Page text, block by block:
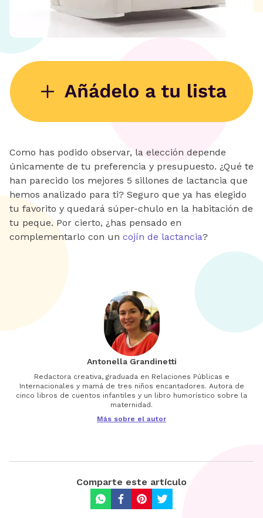
Como has podido observar, la elección depende
únicamente de tu preferencia y presupuesto. ¿Qué te
han parecido los mejores 5 sillones de lactancia que
hemos analizado para ti? Seguro que ya has elegido
tu favorito y quedará súper-chulo en la habitación de
tu peque. Por cierto, ¿has pensado en
complementarlo con un cojín de lactancia?
Antonella Grandinetti
Redactora creativa, graduada en Relaciones Públicas e
Internacionales y mamá de tres niños encantadores. Autora de
cinco libros de cuentos infantiles y un libro humorístico sobre la
maternidad.
Más sobre el autor
Comparte este artículo